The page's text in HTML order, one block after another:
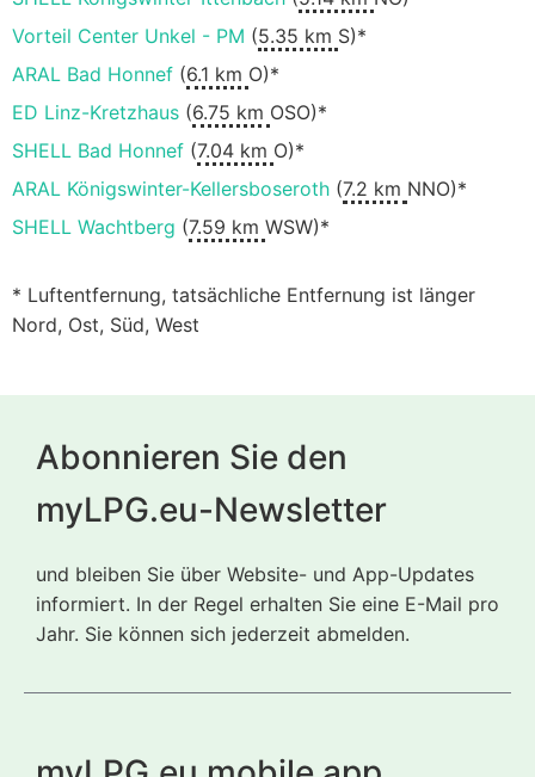
Vorteil Center Unkel - PM (5.35 km S)*
ARAL Bad Honnef (6.1 km O)*
ED Linz-Kretzhaus (6.75 km OSO)*
SHELL Bad Honnef (7.04 km O)*
ARAL Königswinter-Kellersboseroth (7.2 km NNO)*
SHELL Wachtberg (7.59 km WSW)*
* Luftentfernung, tatsächliche Entfernung ist länger
Nord, Ost, Süd, West
Abonnieren Sie den
myLPG.eu-Newsletter
und bleiben Sie über Website- und App-Updates
informiert. In der Regel erhalten Sie eine E-Mail pro
Jahr. Sie können sich jederzeit abmelden.